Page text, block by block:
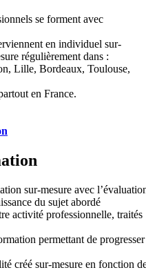
se forment avec
en individuel sur-
régulièrement dans :
Lille, Bordeaux, Toulouse,
en France.
sur-mesure avec
du sujet abordé
activité professionnelle, traités
permettant de progresser
créé sur-mesure en fonction